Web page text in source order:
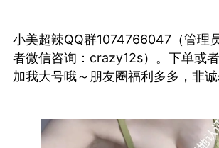
大二女生囡囡
曲奇小饼干
小美超辣QQ群1074766047（管理
者微信咨询：crazy12s）。下单或
加我大号哦～朋友圈福利多多，非